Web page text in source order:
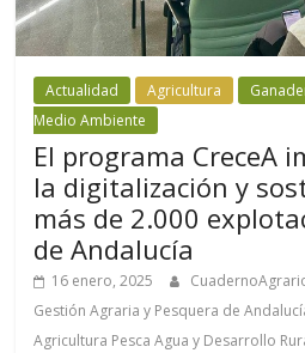
Actualidad Agricultura
Medio Ambiente
El programa CreceA
la digitalización y
más de 2.000
de Andalucía
16 enero, 2025
Gestión Agraria y Pesquera de
Agricultura Pesca Agua y Desarrollo